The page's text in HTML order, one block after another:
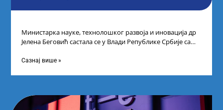
Министарка науке, технолошког развоја и иновација др
Јелена Беговић састала се у Влади Републике Србије са
Сазнај више »